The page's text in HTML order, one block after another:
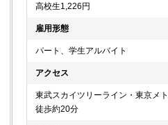
高校生1,226円
雇用形態
パート、学生アルバイト
アクセス
東武スカイツリーライン・東京メ
徒歩約20分